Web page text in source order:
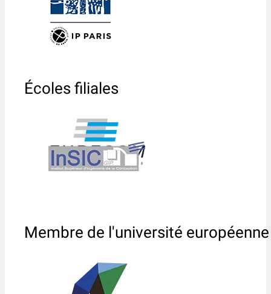
Écoles filiales
Membre de l'université européenne